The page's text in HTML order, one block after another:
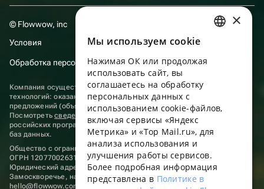
© Flowwow, inc
Условия
Обработка персональных данных
Компания осуществляет деятельность в области информационных
технологий: оказание услуг в сети “Интернет” по размещению
предложений (объявлений) продавцов о реализации товаров.
Посмотретьсведения о программах
, включенных в реестр
российских программ для электронных вычислительных машин и
баз данных.
Общество с ограниченной ответственностью «ФЛАУВАУ»
ОГРН 1207700263198, ИНН 9702020445
Юридический адрес: г. Москва, вн.тер. г. Муниципальный округ
Замоскворечье, наб. Садовническая, д. 9, помещ. 2/3.
hello@flowwow.com
8 800 555-16-15
ENGLISH
UKRAINIAN
PORTUGUESE
FRENCH
×
Мы используем сookie
Нажимая ОК или продолжая
использовать сайт, вы
соглашаетесь на обработку
персональных данных с
использованием cookie-файлов,
включая сервисы «Яндекс
Метрика» и «Top Mail.ru», для
анализа использования и
улучшения работы сервисов.
Более подробная информация
представлена в Политике в